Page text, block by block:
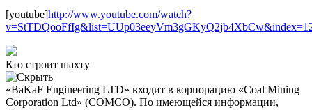
[youtube]http://www.youtube.com/watch?
Кто строит шахту
«BaKaF Engineering LTD» входит в корпорацию «Coal Mining
Corporation Ltd» (COMCO). По имеющейся информации,